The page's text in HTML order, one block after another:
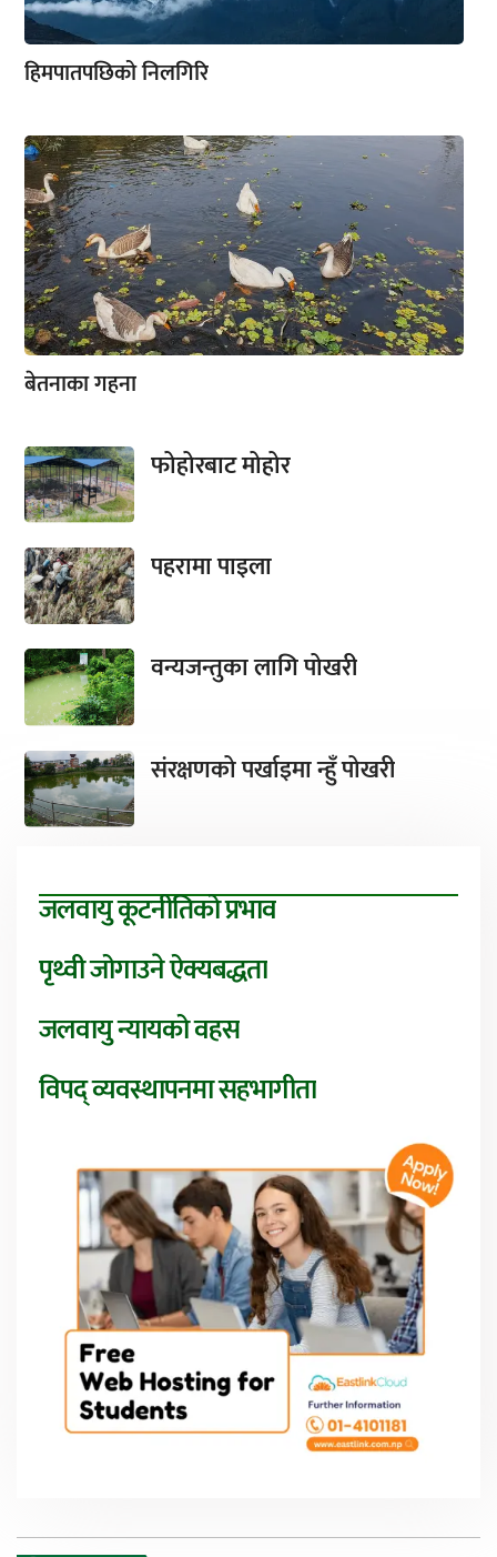
हिमपातपछिको निलगिरि
बेतनाका गहना
फोहोरबाट मोहोर
पहरामा पाइला
वन्यजन्तुका लागि पोखरी
संरक्षणको पर्खाइमा न्हुँ पोखरी
जलवायु कूटनीतिको प्रभाव
पृथ्वी जोगाउने ऐक्यबद्धता
जलवायु न्यायको वहस
विपद् व्यवस्थापनमा सहभागीता